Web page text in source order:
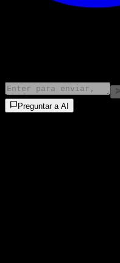
Preguntar a AI